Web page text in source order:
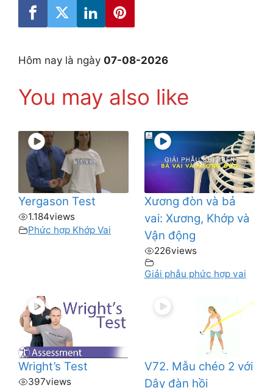
Hôm nay là ngày 07-08-2026
You may also like
Yergason Test
1.184views
Phức hợp Khớp Vai
Xương đòn và bả
vai: Xương, Khớp và
Vận động
226views
Giải phẫu phức hợp vai
Wright’s Test
397views
V72. Mẫu chéo 2 với
Dây đàn hồi